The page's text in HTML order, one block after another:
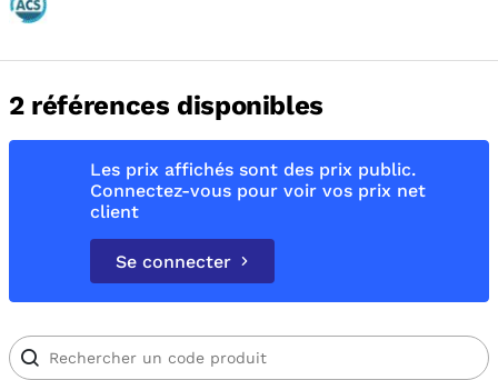
2 références disponibles
Les prix affichés sont des prix public.
Connectez-vous pour voir vos prix net
client
Se connecter